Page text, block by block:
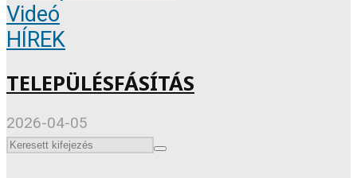
Videó
HÍREK
TELEPÜLÉSFÁSÍTÁS
2026-04-05